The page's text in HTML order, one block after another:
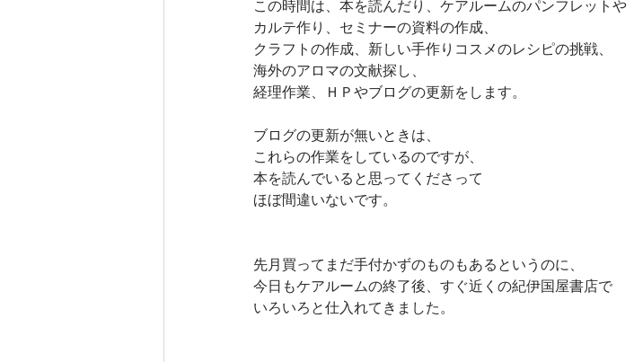
この時間は、本を読んだり、ケアルームのパンフレットや
カルテ作り、セミナーの資料の作成、
クラフトの作成、新しい手作りコスメのレシピの挑戦、
海外のアロマの文献探し、
経理作業、ＨＰやブログの更新をします。
ブログの更新が無いときは、
これらの作業をしているのですが、
本を読んでいると思ってくださって
ほぼ間違いないです。
先月買ってまだ手付かずのものもあるというのに、
今日もケアルームの終了後、すぐ近くの紀伊国屋書店で
いろいろと仕入れてきました。